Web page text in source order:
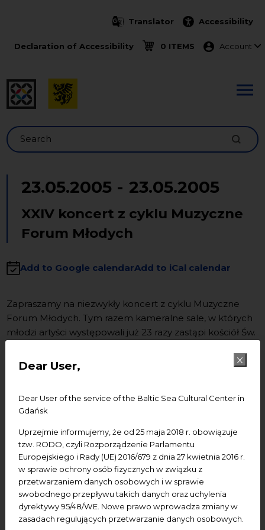
Dear User,
Dear User of the service of the Baltic Sea Cultural Center in
Gdańsk
Uprzejmie informujemy, że od 25 maja 2018 r. obowiązuje
tzw. RODO, czyli Rozporządzenie Parlamentu
Europejskiego i Rady (UE) 2016/679 z dnia 27 kwietnia 2016 r.
w sprawie ochrony osób fizycznych w związku z
przetwarzaniem danych osobowych i w sprawie
swobodnego przepływu takich danych oraz uchylenia
dyrektywy 95/48/WE. Nowe prawo wprowadza zmiany w
zasadach regulujących przetwarzanie danych osobowych.
Translator Accessibility
Declaration of Accessibility 0 ITEMS Menu
Account
Search
23.05.2005 - 23.05.2005
XXIV koncert z cyklu Muzyczne
Forum Młodych
Add to Google calendarAdd to iCal calendar
Zapraszamy na niezwykły koncert z cyklu Muzyczne
Forum Młodych. Tym razem kameralne sale, w których
młodzi artyści występowali już 23 razy zastąpi kościół Św.
atrakcje. Wystąpi
Orkiestra Symfoniczna Akademii
Muzycznej w Gdańsku pod dyrekcją Janusza
Karol Bartosiński – kontratenor.
W ich wykonaniu usłyszymy uwerturę do opery „Paria”
S. Moniuszki, dwie arie z oratorium „Mesjasz” G. F.
Haendla (Every valley oraz O thou that tellest good
tidings to Zion) i VI Symfonię h-moll Dymitra
Szostakowicza.Orkiestrawystąpi w monumentalnym
składzie 94 osób, co zapewni niezwykłą siłę brzmienia.
Tego koncertu nie można przegapić.